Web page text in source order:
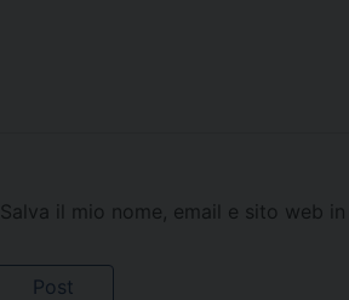
Salva il mio nome, email e sito web